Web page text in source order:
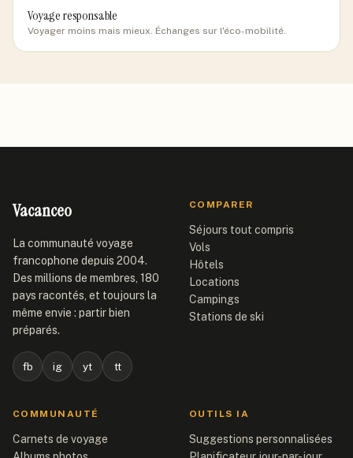
Voyage responsable
Voyager moins mais mieux. Échanges sur l'éco-mobilité.
Vacanceo
La communauté voyage
francophone depuis 2004.
Des millions de membres, 180
pays racontés, et toujours la
même envie : partir bien
préparés.
fb ig yt tt
COMPARER
Séjours tout compris
Vols
Hôtels
Locations
Campings
Stations de ski
COMMUNAUTÉ
Carnets de voyage
OUTILS IA
Suggestions personnalisées